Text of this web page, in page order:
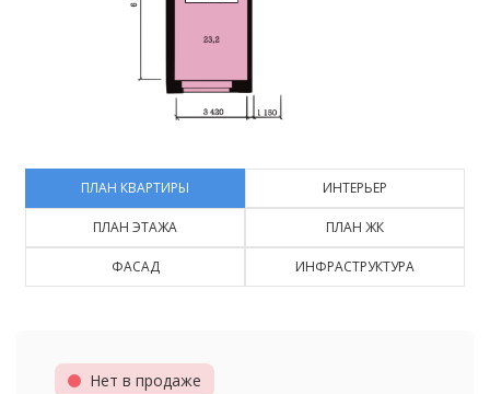
ПЛАН КВАРТИРЫ ИНТЕРЬЕР
ПЛАН ЭТАЖА ПЛАН ЖК
ФАСАД ИНФРАСТРУКТУРА
Нет в продаже